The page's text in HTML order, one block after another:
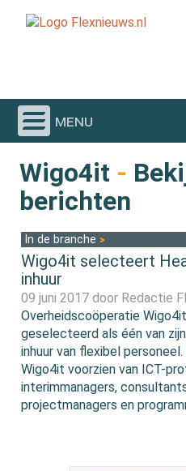
menu
Wigo4it -
berichten
In de branche
Wigo4it selecteert
inhuur
09 juni 2017 door Redactie
Overheidscoöperatie
geselecteerd als één van
inhuur van flexibel
Wigo4it voorzien van ICT-
interimmanagers,
projectmanagers en